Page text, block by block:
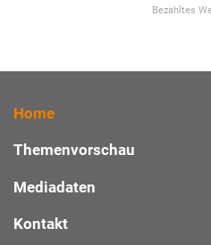
Bezahltes
Home
Themenvorschau
Mediadaten
Kontakt